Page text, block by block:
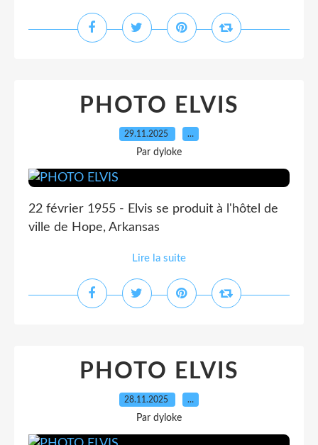
PHOTO ELVIS
29.11.2025 …
Par dyloke
22 février 1955 - Elvis se produit à l'hôtel de
ville de Hope, Arkansas
Lire la suite
PHOTO ELVIS
28.11.2025 …
Par dyloke